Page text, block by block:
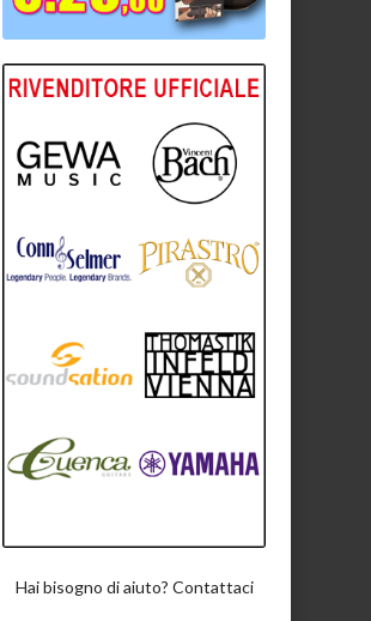
Hai bisogno di aiuto? Contattaci